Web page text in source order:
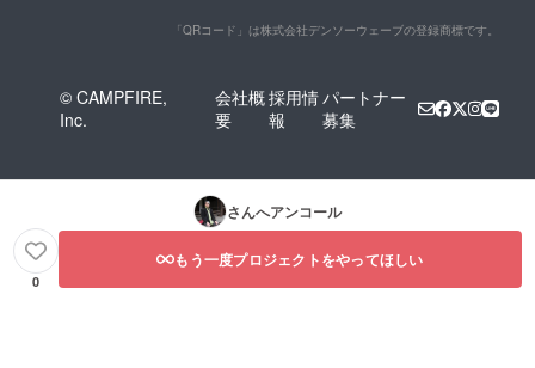
「QRコード」は株式会社デンソーウェーブの登録商標です。
© CAMPFIRE,
Inc.
会社概
要
採用情
報
パートナー
募集
さんへアンコール
0
もう一度プロジェクトをやってほしい